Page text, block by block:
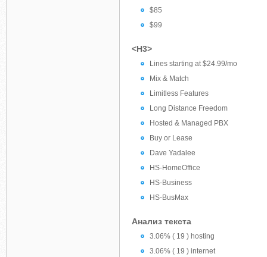
$85
$99
<H3>
Lines starting at $24.99/mo
Mix & Match
Limitless Features
Long Distance Freedom
Hosted & Managed PBX
Buy or Lease
Dave Yadalee
HS-HomeOffice
HS-Business
HS-BusMax
Анализ текста
3.06% ( 19 ) hosting
3.06% ( 19 ) internet